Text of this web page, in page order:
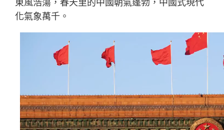
東風浩蕩，春天里的中國朝氣蓬勃，中國式現代
化氣象萬千。